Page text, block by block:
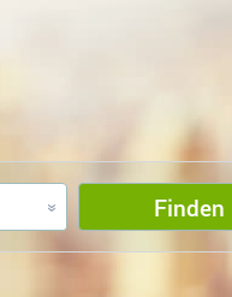
» Finden